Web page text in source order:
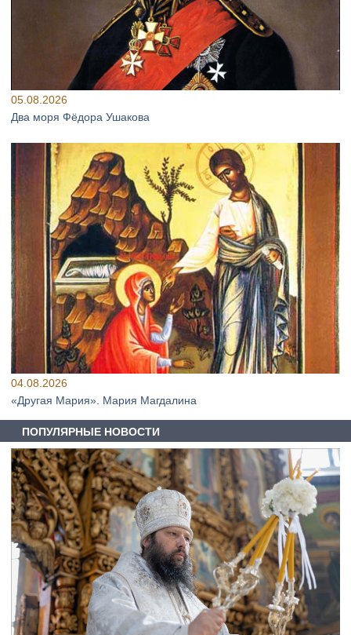
05.08.2026
Два моря Фёдора Ушакова
04.08.2026
«Другая Мария». Мария Магдалина
ПОПУЛЯРНЫЕ НОВОСТИ